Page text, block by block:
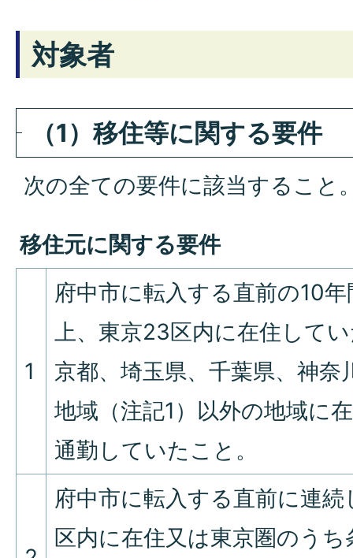
対象者
（1）移住等に関する要件
次の全ての要件に該当すること
移住元に関する要件
1
府中市に転入する直前の10
上、東京23区内に在住して
京都、埼玉県、千葉県、神奈
地域（注記1）以外の地域に
通勤していたこと。
府中市に転入する直前に連
区内に在住又は東京圏のう